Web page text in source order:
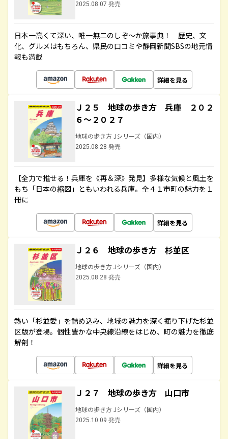
2025.08.07 発売
日本一高くて深い、唯一無二のしぞ～か旅事典！ 歴史、文
化、グルメはもちろん、県民の口コミや静岡新聞SBSの地元情
報も満載
詳細を見る
Ｊ２５ 地球の歩き方 兵庫 ２０２
６～２０２７
地球の歩き方 Jシリーズ（国内）
2025.08.28 発売
【全力で推せる！兵庫を《再＆深》発見】多様な気候と風土を
もち「日本の縮図」ともいわれる兵庫。全４１市町の魅力を１
冊に
詳細を見る
Ｊ２６ 地球の歩き方 杉並区
地球の歩き方 Jシリーズ（国内）
2025.08.28 発売
熱い「杉並愛」を詰め込み、地域の魅力を深く掘り下げた杉並
区版が登場。個性豊かな中央線沿線をはじめ、町の魅力を徹底
解剖！
詳細を見る
Ｊ２７ 地球の歩き方 山口市
地球の歩き方 Jシリーズ（国内）
2025.10.09 発売